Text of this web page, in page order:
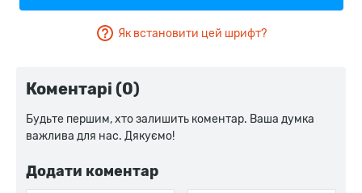
Як встановити цей шрифт?
Коментарі (0)
Будьте першим, хто залишить коментар. Ваша думка
важлива для нас. Дякуємо!
Додати коментар